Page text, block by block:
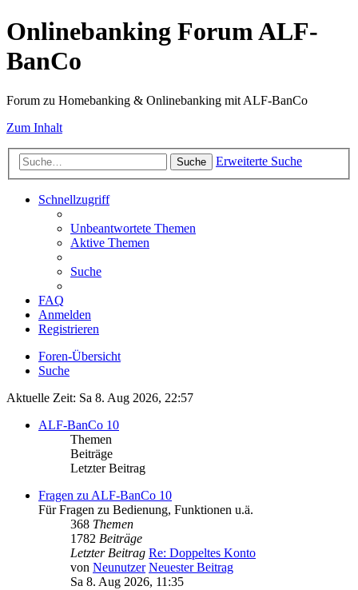
Onlinebanking Forum ALF-
BanCo
Forum zu Homebanking & Onlinebanking mit ALF-BanCo
Zum Inhalt
Suche Erweiterte Suche
Schnellzugriff
Unbeantwortete Themen
Aktive Themen
Suche
FAQ
Anmelden
Registrieren
Foren-Übersicht
Suche
Aktuelle Zeit: Sa 8. Aug 2026, 22:57
ALF-BanCo 10
Themen
Beiträge
Letzter Beitrag
Fragen zu ALF-BanCo 10
Für Fragen zu Bedienung, Funktionen u.ä.
368 Themen
1782 Beiträge
Letzter Beitrag Re: Doppeltes Konto
von Neunutzer Neuester Beitrag
Sa 8. Aug 2026, 11:35